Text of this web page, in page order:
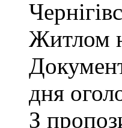
Житлом
дня
З